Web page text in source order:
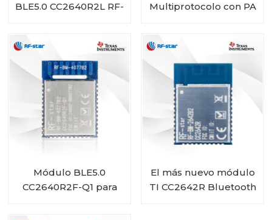
BLE5.0 CC2640R2L RF-
Multiprotocolo con PA
Módulo BLE5.0
CC2640R2F-Q1 para
El más nuevo módulo
TI CC2642R Bluetooth